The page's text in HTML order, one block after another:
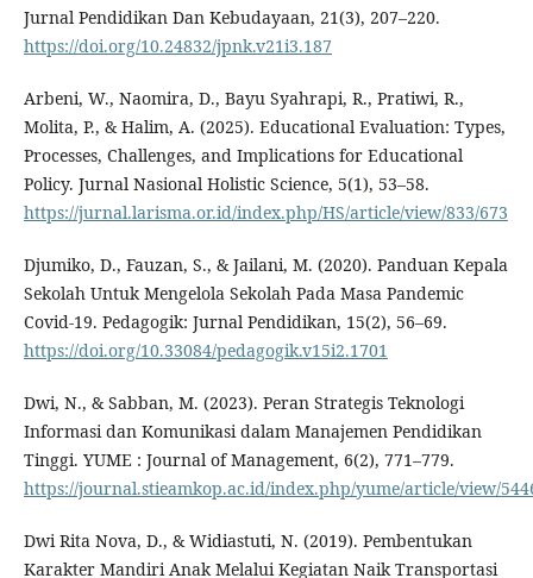
Jurnal Pendidikan Dan Kebudayaan, 21(3), 207–220.
https://doi.org/10.24832/jpnk.v21i3.187
Arbeni, W., Naomira, D., Bayu Syahrapi, R., Pratiwi, R.,
Molita, P., & Halim, A. (2025). Educational Evaluation: Types,
Processes, Challenges, and Implications for Educational
Policy. Jurnal Nasional Holistic Science, 5(1), 53–58.
https://jurnal.larisma.or.id/index.php/HS/article/view/833/673
Djumiko, D., Fauzan, S., & Jailani, M. (2020). Panduan Kepala
Sekolah Untuk Mengelola Sekolah Pada Masa Pandemic
Covid-19. Pedagogik: Jurnal Pendidikan, 15(2), 56–69.
https://doi.org/10.33084/pedagogik.v15i2.1701
Dwi, N., & Sabban, M. (2023). Peran Strategis Teknologi
Informasi dan Komunikasi dalam Manajemen Pendidikan
Tinggi. YUME : Journal of Management, 6(2), 771–779.
https://journal.stieamkop.ac.id/index.php/yume/article/view/
Dwi Rita Nova, D., & Widiastuti, N. (2019). Pembentukan
Karakter Mandiri Anak Melalui Kegiatan Naik Transportasi